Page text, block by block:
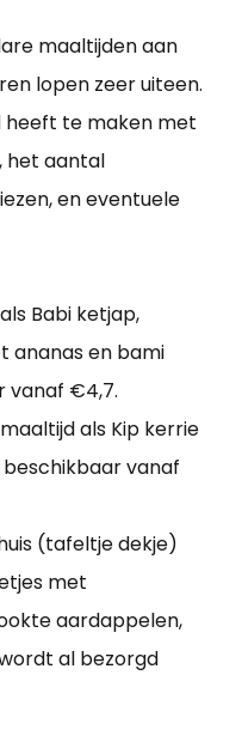
maaltijden aan
lopen zeer uiteen.
heeft te maken met
het aantal
en eventuele
Babi ketjap,
ananas en bami
vanaf €4,7.
als Kip kerrie
vanaf
(tafeltje dekje)
met
aardappelen,
al bezorgd